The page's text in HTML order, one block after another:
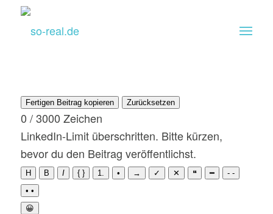
Fertigen Beitrag kopieren Zurücksetzen
0 / 3000 Zeichen
LinkedIn-Limit überschritten. Bitte kürzen,
bevor du den Beitrag veröffentlichst.
H B I { } 1. • → ✓ ✕ ❝ ━
- -
• •
😀